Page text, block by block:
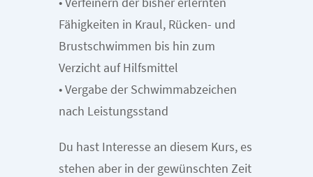
Fähigkeiten in Kraul, Rücken- und
Brustschwimmen bis hin zum
Verzicht auf Hilfsmittel
• Vergabe der Schwimmabzeichen
nach Leistungsstand
Du hast Interesse an diesem Kurs, es
stehen aber in der gewünschten Zeit